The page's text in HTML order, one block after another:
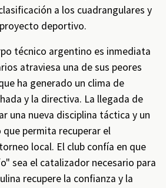
a los cuadrangulares y
deportivo.
técnico argentino es inmediata
atraviesa una de sus peores
ha generado un clima de
y la directiva. La llegada de
una nueva disciplina táctica y un
permita recuperar el
local. El club confía en que
sea el catalizador necesario para
recupere la confianza y la